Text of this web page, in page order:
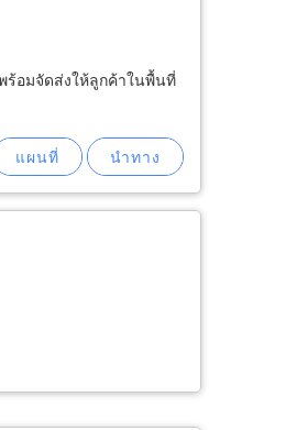
ร้อมจัดส่งให้ลูกค้าในพื้นที่